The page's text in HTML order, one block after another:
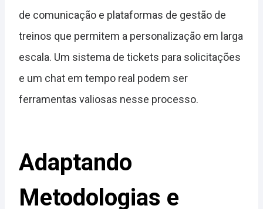
de comunicação e plataformas de gestão de
treinos que permitem a personalização em larga
escala. Um sistema de tickets para solicitações
e um chat em tempo real podem ser
ferramentas valiosas nesse processo.
Adaptando
Metodologias e